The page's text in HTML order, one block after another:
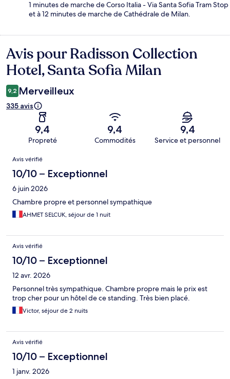
1 minutes de marche de Corso Italia - Via Santa Sofia Tram Stop
et à 12 minutes de marche de Cathédrale de Milan.
Avis
Avis pour Radisson Collection
Hotel, Santa Sofia Milan
9,2 Merveilleux
335 avis
9,4
Propreté
9,4
Commodités
9,4
Service et personnel
Avis
Avis vérifié
10/10 – Exceptionnel
6 juin 2026
Chambre propre et personnel sympathique
AHMET SELCUK, séjour de 1 nuit
Avis vérifié
10/10 – Exceptionnel
12 avr. 2026
Personnel très sympathique. Chambre propre mais le prix est
trop cher pour un hôtel de ce standing. Très bien placé.
Victor, séjour de 2 nuits
Avis vérifié
10/10 – Exceptionnel
1 janv. 2026